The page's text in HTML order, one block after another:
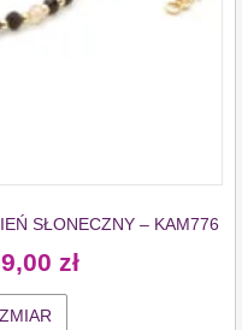
SŁONECZNY – KAM776
zł